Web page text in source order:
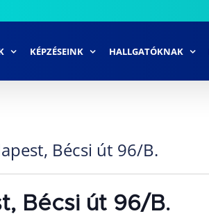
KÉPZÉSEINK HALLGATÓKNAK
Bécsi út 96/B.
Bécsi út 96/B.